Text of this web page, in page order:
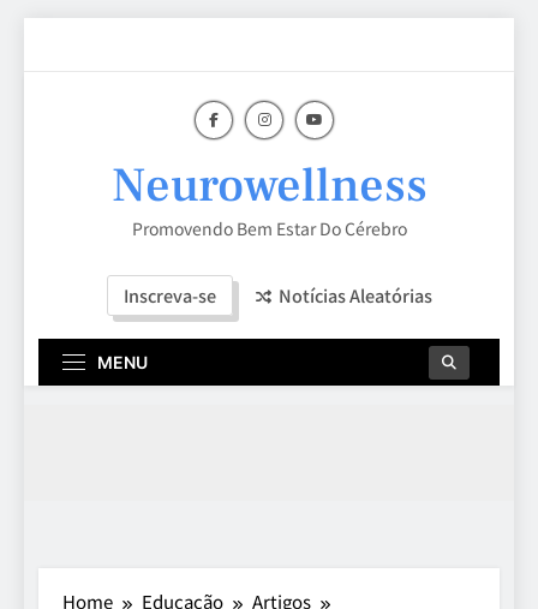
Neurowellness
Promovendo Bem Estar Do Cérebro
Inscreva-se Notícias Aleatórias
MENU
Home Educação
Artigos